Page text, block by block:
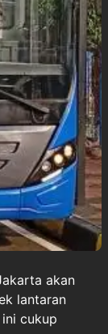
akan
lantaran
cukup